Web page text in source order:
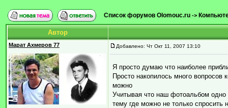
Список форумов Olomouc.ru ->
Автор
Марат Ахмеров 77 Добавлено: Чт Окт 11, 2007 13:10
Я просто думаю что наиболее
Просто накопилось много вопросов
можно
Учитывая что наш фотоальбом
тему где можно не только